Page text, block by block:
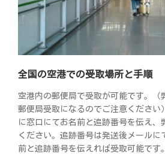
全国の空港での受取場所と手順
空港内の郵便局で受取が可能です。（
郵便局受取になるのでご注意ください
に窓口にてお名前と追跡番号を伝え、
ください。追跡番号は発送後メールに
前と追跡番号を伝えれば受取可能です